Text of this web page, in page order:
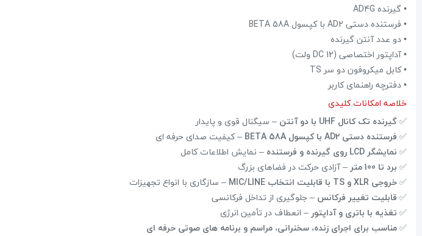
• گیرنده AD4G
• فرستنده دستی AD2 با کپسول BETA 58A
• دو عدد آنتن گیرنده
• آداپتور اختصاصی (DC 12 ولت)
• کابل میکروفون دو سر TS
• دفترچه راهنمای کاربر
خلاصه امکانات کلیدی
✅گیرنده تک کانال UHF با دو آنتن
– سیگنال قوی و پایدار
✅ فرستنده دستی AD2 با کپسول BETA 58A
– کیفیت صدای حرفه ای
✅ نمایشگر LCD روی گیرنده و فرستنده
– نمایش اطلاعات کامل
✅ برد تا 100 متر
– آزادی حرکت در فضاهای بزرگ
✅خروجی XLR و TS با قابلیت انتخاب MIC/LINE
– سازگاری با انواع تجهیزات
✅ قابلیت تغییر فرکانس – جلوگیری از تداخل فرکانسی
✅ تغذیه با باتری و آداپتور – انعطاف در تأمین انرژی
✅مناسب برای اجرای زنده، سخنرانی، مراسم و برنامه های صوتی حرفه ای